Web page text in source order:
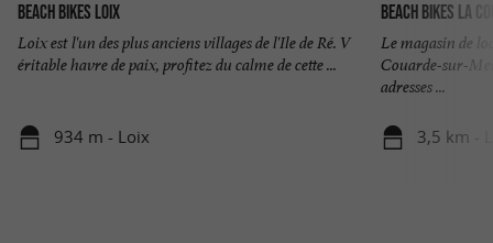
BEACH BIKES Loix
Loix est l'un des plus anciens villages de l'Ile de Ré. V
éritable havre de paix, profitez du calme de cette ...
934 m - Loix
BEACH BIKES La
Le magasin de
Couarde-sur-
adresses ...
3,5 km -